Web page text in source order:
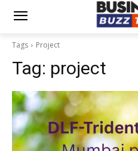
Tags Project
Tag: project